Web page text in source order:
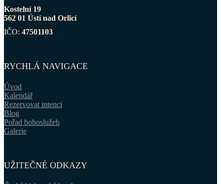
Kostelní 19
562 01 Ústí nad Orlicí
IČO: 47501103
RYCHLÁ NAVIGACE
Úvod
Kalendář
Rezervovat intenci
Blog
Pořad bohoslužeb
Galerie
UŽITEČNÉ ODKAZY